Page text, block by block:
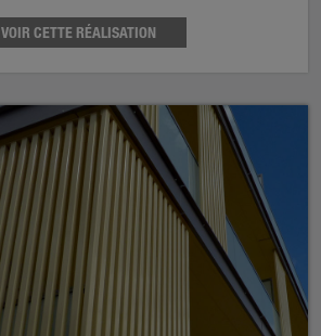
VOIR CETTE RÉALISATION